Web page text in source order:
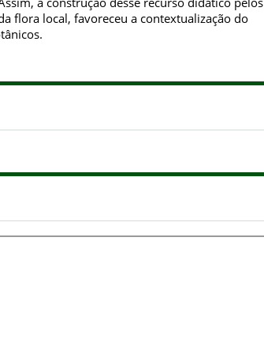
flora local, favoreceu a contextualização do